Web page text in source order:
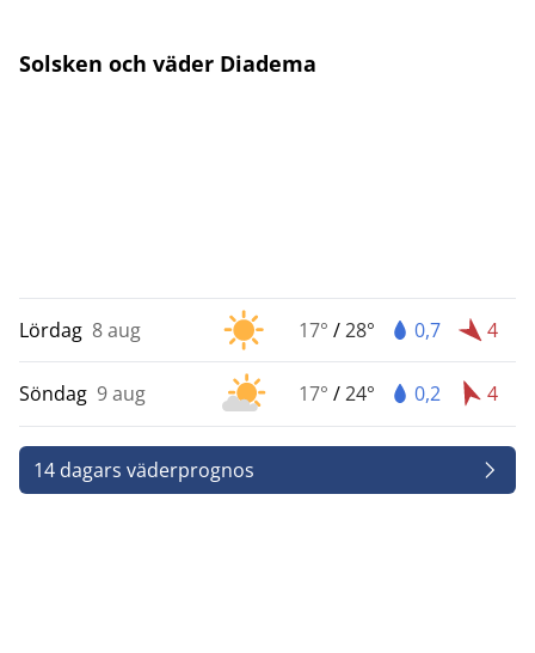
Solsken och väder Diadema
Lördag 8 aug 17° /28° 0,7 4
Söndag 9 aug 17° /24° 0,2 4
14 dagars väderprognos